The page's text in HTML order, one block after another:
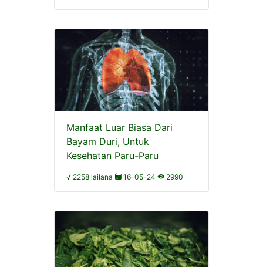
Manfaat Luar Biasa Dari
Bayam Duri, Untuk
Kesehatan Paru-Paru
√ 2258 lailana 16-05-24 2990